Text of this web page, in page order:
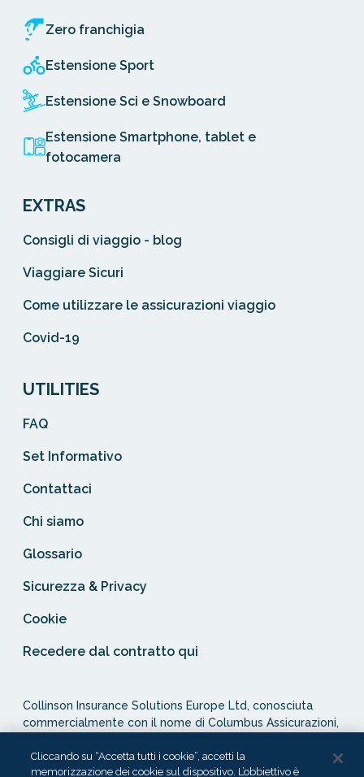
Zero franchigia
Estensione Sport
Estensione Sci e Snowboard
Estensione Smartphone, tablet e
fotocamera
EXTRAS
Consigli di viaggio - blog
Viaggiare Sicuri
Come utilizzare le assicurazioni viaggio
Covid-19
UTILITIES
FAQ
Set Informativo
Contattaci
Chi siamo
Glossario
Sicurezza & Privacy
Cookie
Recedere dal contratto qui
Collinson Insurance Solutions Europe Ltd, conosciuta
commercialmente con il nome di Columbus Assicurazioni,
Authority in qualità di agente assicurativo (Distribution Act
-Cap. 487). In Italia, Columbus Assicurazioni è soggetta
Cliccando su “Accetta tutti i cookie”, accetti la
memorizzazione dei cookie sul dispositivo. L’obbiettivo è